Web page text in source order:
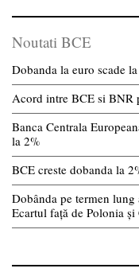
Noutati BCE
Dobanda la euro scade
Acord intre BCE si BNR
Banca Centrala
la 2%
BCE creste dobanda la
Dobânda pe termen
Ecartul față de Polonia